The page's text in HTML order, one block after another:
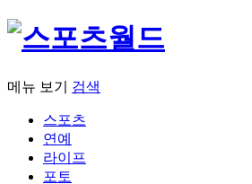
메뉴 보기 검색
스포츠
연예
라이프
포토